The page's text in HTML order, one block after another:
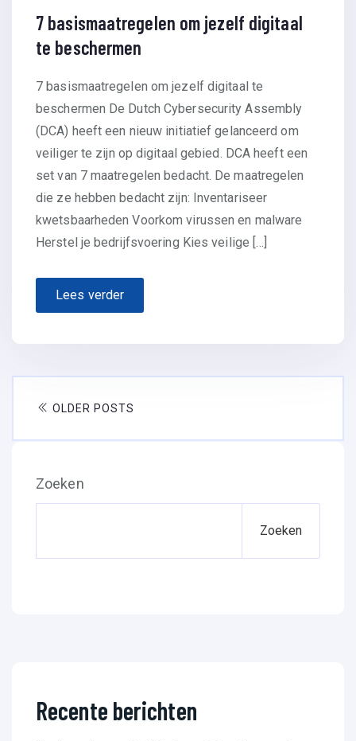
7 basismaatregelen om jezelf digitaal
te beschermen
7 basismaatregelen om jezelf digitaal te
beschermen De Dutch Cybersecurity Assembly
(DCA) heeft een nieuw initiatief gelanceerd om
veiliger te zijn op digitaal gebied. DCA heeft een
set van 7 maatregelen bedacht. De maatregelen
die ze hebben bedacht zijn: Inventariseer
kwetsbaarheden Voorkom virussen en malware
Herstel je bedrijfsvoering Kies veilige […]
Lees verder
OLDER POSTS
Zoeken
Zoeken
Recente berichten